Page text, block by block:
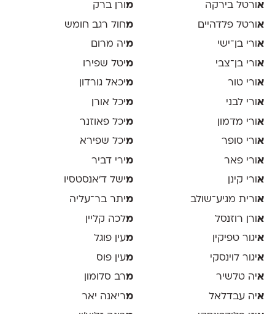
אורטל בירקה
אורטל פלדהיים
אורי בן־ישי
אורי בן־צבי
אורי טור
אורי לבני
אורי מדמון
אורי סופר
אורי פאר
אורי קינן
אורית מגיע־שולב
אורן רוזנסל
איגור טפיקין
איגור לוינסקי
איה טלשיר
איה עבדלאל
מ ורן ברק
מחול רגב חומש
מיה מרום
מיטל שפירו
מיכאל גורדון
מיכל אורן
מיכל פאוזנר
מיכל שפירא
מירי דביר
מישל ד׳אנסטסיו
מיתר בר־עליה
מלכה קליין
מעין פוגל
מעין פוס
מרב סלומון
מריאנה יאר